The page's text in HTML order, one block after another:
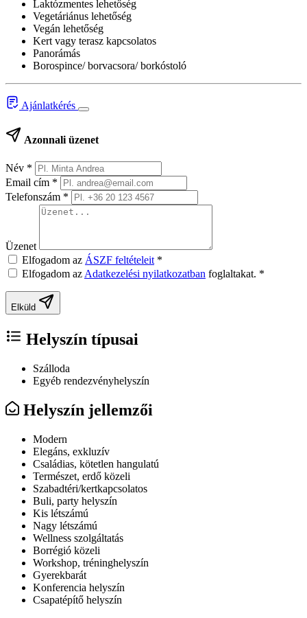
Laktózmentes lehetőség
Vegetáriánus lehetőség
Vegán lehetőség
Kert vagy terasz kapcsolatos
Panorámás
Borospince/ borvacsora/ borkóstoló
Ajánlatkérés
Azonnali üzenet
Név *
Email cím *
Telefonszám *
Üzenet
Elfogadom az ÁSZF feltételeit *
Elfogadom az Adatkezelési nyilatkozatban foglaltakat. *
Elküld
Helyszín típusai
Szálloda
Egyéb rendezvényhelyszín
Helyszín jellemzői
Modern
Elegáns, exkluzív
Családias, kötetlen hangulatú
Természet, erdő közeli
Szabadtéri/kertkapcsolatos
Buli, party helyszín
Kis létszámú
Nagy létszámú
Wellness szolgáltatás
Borrégió közeli
Workshop, tréninghelyszín
Gyerekbarát
Konferencia helyszín
Csapatépítő helyszín